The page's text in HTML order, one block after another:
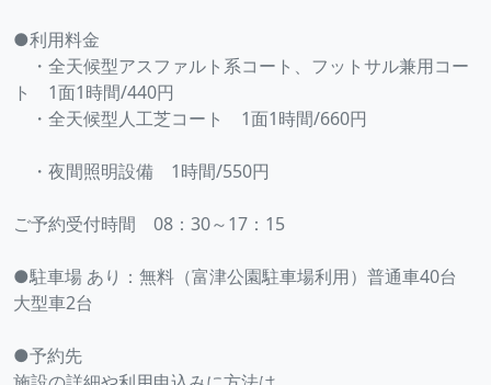
●利用料金
・全天候型アスファルト系コート、フットサル兼用コー
ト 1面1時間/440円
・全天候型人工芝コート 1面1時間/660円
・夜間照明設備 1時間/550円
ご予約受付時間 08：30～17：15
●駐車場 あり：無料（富津公園駐車場利用）普通車40台
大型車2台
●予約先